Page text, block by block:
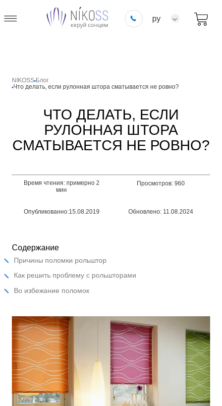
ру
NIKOSS Блог
Что делать, если рулонная штора сматывается не ровно?
ЧТО ДЕЛАТЬ, ЕСЛИ
РУЛОННАЯ ШТОРА
СМАТЫВАЕТСЯ НЕ РОВНО?
Время чтения: примерно 2
мин
Просмотров: 960
Опубликованно:15.08.2019 Обновлено: 11.08.2024
Содержание
Причины поломки рольштор
Как решить проблему с рольшторами
Во избежание поломок